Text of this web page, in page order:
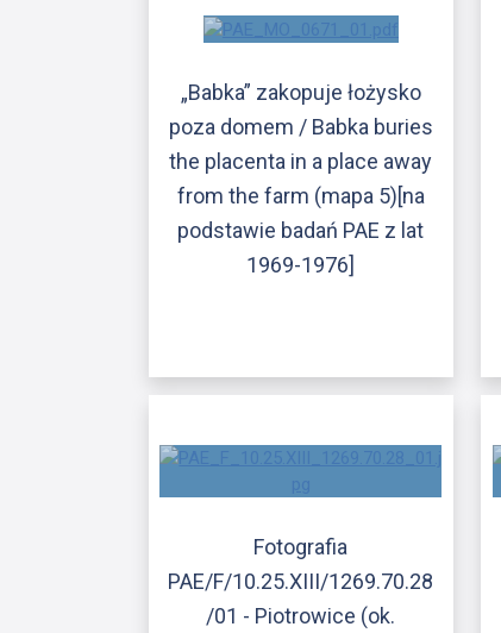
„Babka” zakopuje łożysko
poza domem / Babka buries
the placenta in a place away
from the farm (mapa 5)[na
podstawie badań PAE z lat
1969-1976]
Fotografia
PAE/F/10.25.XIII/1269.70.28
/01 - Piotrowice (ok.